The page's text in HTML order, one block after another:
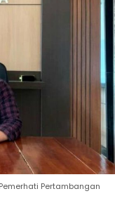
Pertambangan